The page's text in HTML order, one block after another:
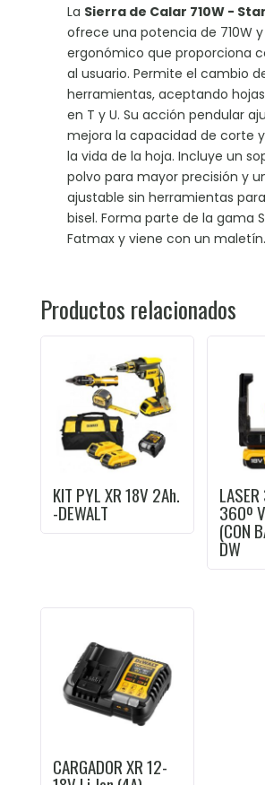
La Sierra de Calar 710W -
ofrece una potencia de 710W
ergonómico que proporciona
al usuario. Permite el cambio
herramientas, aceptando
en T y U. Su acción pendular
mejora la capacidad de corte
la vida de la hoja. Incluye un
polvo para mayor precisión y
ajustable sin herramientas
bisel. Forma parte de la gama
Fatmax y viene con un maletín.
Productos relacionados
KIT PYL XR 18V 2Ah.
-DEWALT 360º
(CON
DW
CARGADOR XR 12-